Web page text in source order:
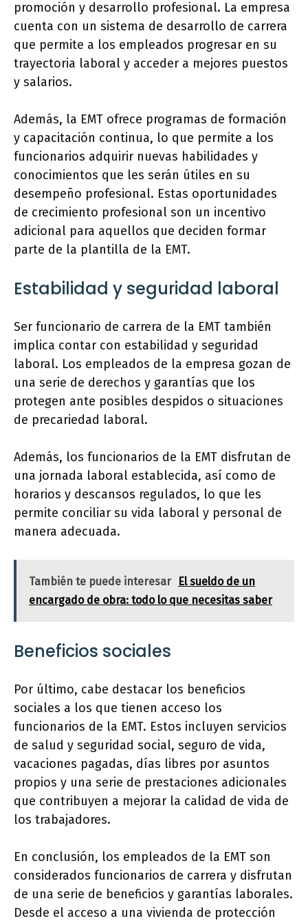
promoción y desarrollo profesional. La empresa
cuenta con un sistema de desarrollo de carrera
que permite a los empleados progresar en su
trayectoria laboral y acceder a mejores puestos
y salarios.
Además, la EMT ofrece programas de formación
y capacitación continua, lo que permite a los
funcionarios adquirir nuevas habilidades y
conocimientos que les serán útiles en su
desempeño profesional. Estas oportunidades
de crecimiento profesional son un incentivo
adicional para aquellos que deciden formar
parte de la plantilla de la EMT.
Estabilidad y seguridad laboral
Ser funcionario de carrera de la EMT también
implica contar con estabilidad y seguridad
laboral. Los empleados de la empresa gozan de
una serie de derechos y garantías que los
protegen ante posibles despidos o situaciones
de precariedad laboral.
Además, los funcionarios de la EMT disfrutan de
una jornada laboral establecida, así como de
horarios y descansos regulados, lo que les
permite conciliar su vida laboral y personal de
manera adecuada.
También te puede interesar
El sueldo de un
encargado de obra: todo lo que necesitas saber
Beneficios sociales
Por último, cabe destacar los beneficios
sociales a los que tienen acceso los
funcionarios de la EMT. Estos incluyen servicios
de salud y seguridad social, seguro de vida,
vacaciones pagadas, días libres por asuntos
propios y una serie de prestaciones adicionales
que contribuyen a mejorar la calidad de vida de
los trabajadores.
En conclusión, los empleados de la EMT son
considerados funcionarios de carrera y disfrutan
de una serie de beneficios y garantías laborales.
Desde el acceso a una vivienda de protección